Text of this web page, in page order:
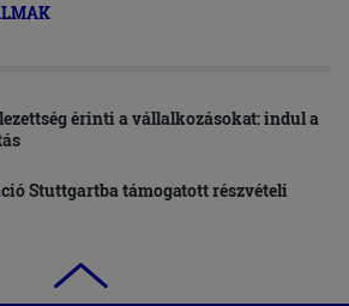
érinti a vállalkozásokat: indul a
Stuttgartba támogatott részvételi